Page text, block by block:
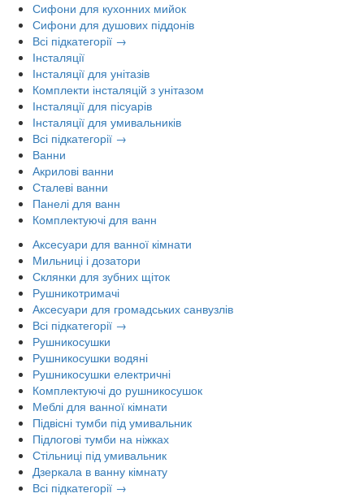
Сифони для кухонних мийок
Сифони для душових піддонів
Всі підкатегорії →
Інсталяції
Інсталяції для унітазів
Комплекти інсталяцій з унітазом
Інсталяції для пісуарів
Інсталяції для умивальників
Всі підкатегорії →
Ванни
Акрилові ванни
Сталеві ванни
Панелі для ванн
Комплектуючі для ванн
Аксесуари для ванної кімнати
Мильниці і дозатори
Склянки для зубних щіток
Рушникотримачі
Аксесуари для громадських санвузлів
Всі підкатегорії →
Рушникосушки
Рушникосушки водяні
Рушникосушки електричні
Комплектуючі до рушникосушок
Меблі для ванної кімнати
Підвісні тумби під умивальник
Підлогові тумби на ніжках
Стільниці під умивальник
Дзеркала в ванну кімнату
Всі підкатегорії →